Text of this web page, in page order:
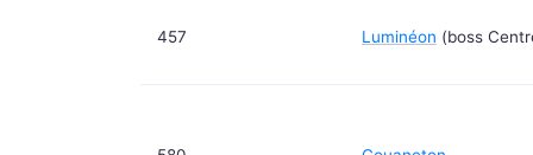
457 Luminéon (boss